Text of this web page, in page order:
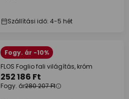
Szállítási idő: 4-5 hét
Fogy. ár -10%
FLOS Foglio fali világítás, króm
252 186 Ft
Fogy. ár280 207 Ft